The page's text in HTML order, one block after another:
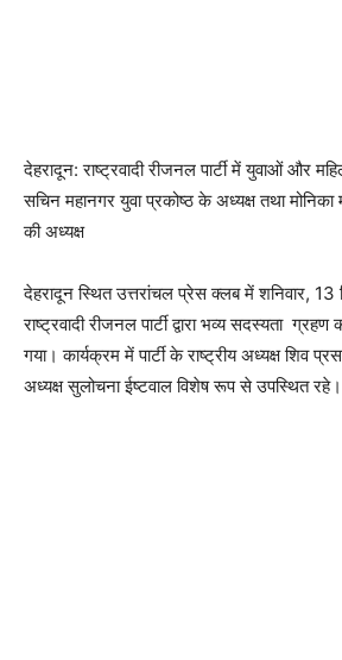
देहरादून: राष्ट्रवादी रीजनल पार्टी में युवाओं और
सचिन महानगर युवा प्रकोष्ठ के अध्यक्ष तथा मोनिका
की अध्यक्ष
देहरादून स्थित उत्तरांचल प्रेस क्लब में शनिवार,
राष्ट्रवादी रीजनल पार्टी द्वारा भव्य सदस्यता
गया। कार्यक्रम में पार्टी के राष्ट्रीय अध्यक्ष शिव
अध्यक्ष सुलोचना ईष्टवाल विशेष रूप से उपस्थित रहे।